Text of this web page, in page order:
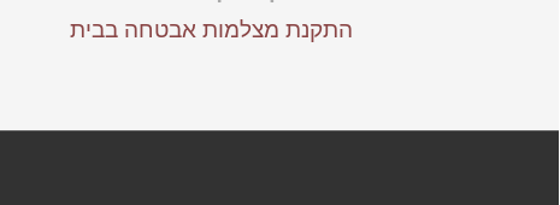
התקנת מצלמות אבטחה בבית